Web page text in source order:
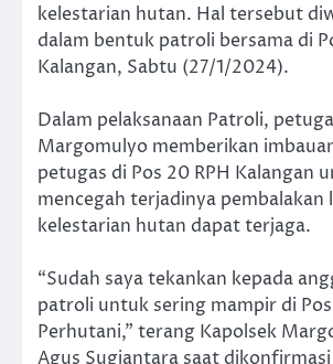
kelestarian hutan. Hal tersebut
dalam bentuk patroli bersama di
Kalangan, Sabtu (27/1/2024).
Dalam pelaksanaan Patroli,
Margomulyo memberikan
petugas di Pos 20 RPH Kalangan
mencegah terjadinya pembalakan
kelestarian hutan dapat terjaga.
“Sudah saya tekankan kepada
patroli untuk sering mampir di Pos
Perhutani,” terang Kapolsek
Agus Sugiantara saat